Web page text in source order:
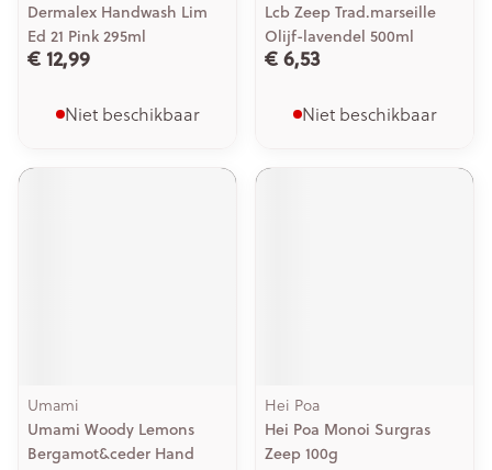
Dermalex Handwash Lim
Ed 21 Pink 295ml
€ 12,99
Niet beschikbaar
Lcb Zeep Trad.marseille
Olijf-lavendel 500ml
€ 6,53
Niet beschikbaar
Umami
Umami Woody Lemons
Bergamot&ceder Hand
Hei Poa
Hei Poa Monoi Surgras
Zeep 100g